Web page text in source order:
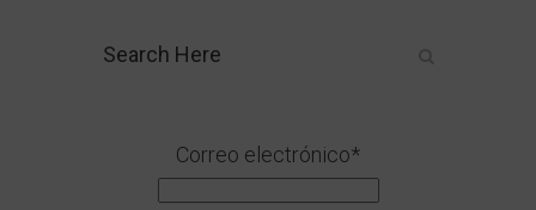
Correo electrónico*